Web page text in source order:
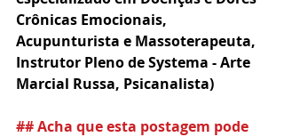
Crônicas Emocionais,
Acupunturista e Massoterapeuta,
Instrutor Pleno de Systema - Arte
Marcial Russa, Psicanalista)
## Acha que esta postagem pode